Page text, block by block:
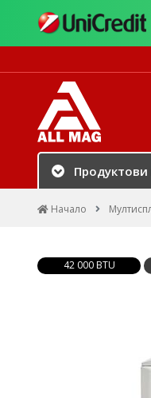
Продуктови
Начало
42 000 BTU